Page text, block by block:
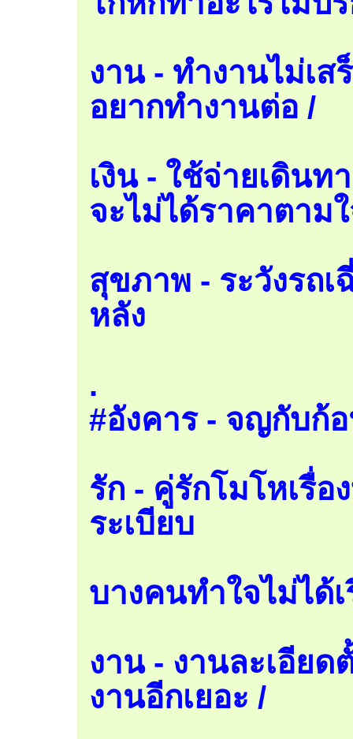
งาน - ทำงานไม่เ
อยากทำงานต่อ /
เงิน - ใช้จ่ายเดิน
จะไม่ได้ราคาตาม
สุขภาพ - ระวังรถ
หลัง
.
#อังคาร - จญกับก้
รัก - คู่รักโมโหเรื่อ
ระเบียบ
บางคนทำใจไม่ได้
งาน - งานละเอียด
งานอีกเยอะ /